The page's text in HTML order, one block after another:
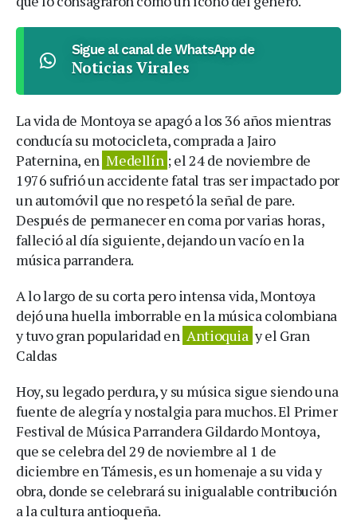
Sigue al canal de WhatsApp de
Noticias Virales
La vida de Montoya se apagó a los 36 años mientras
conducía su motocicleta, comprada a Jairo
Paternina, en Medellín ; el 24 de noviembre de
1976 sufrió un accidente fatal tras ser impactado por
un automóvil que no respetó la señal de pare.
Después de permanecer en coma por varias horas,
falleció al día siguiente, dejando un vacío en la
música parrandera.
A lo largo de su corta pero intensa vida, Montoya
dejó una huella imborrable en la música colombiana
y tuvo gran popularidad en Antioquia y el Gran
Caldas
Hoy, su legado perdura, y su música sigue siendo una
fuente de alegría y nostalgia para muchos. El Primer
Festival de Música Parrandera Gildardo Montoya,
que se celebra del 29 de noviembre al 1 de
diciembre en Támesis, es un homenaje a su vida y
obra, donde se celebrará su inigualable contribución
a la cultura antioqueña.